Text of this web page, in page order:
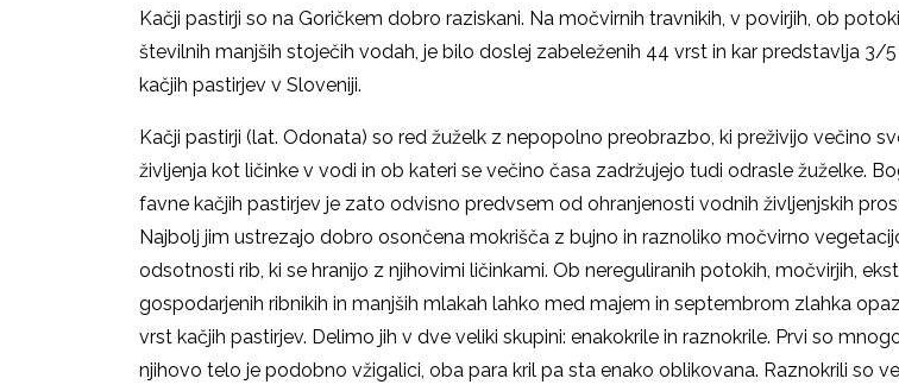
Kačji pastirji so na Goričkem dobro raziskani. Na močvirnih travnikih, v povirjih, ob
številnih manjših stoječih vodah, je bilo doslej zabeleženih 44 vrst in kar predstavlja 3/
kačjih pastirjev v Sloveniji.
Kačji pastirji (lat. Odonata) so red žuželk z nepopolno preobrazbo, ki preživijo večino
življenja kot ličinke v vodi in ob kateri se večino časa zadržujejo tudi odrasle žuželke.
favne kačjih pastirjev je zato odvisno predvsem od ohranjenosti vodnih življenjskih
Najbolj jim ustrezajo dobro osončena mokrišča z bujno in raznoliko močvirno
odsotnosti rib, ki se hranijo z njihovimi ličinkami. Ob nereguliranih potokih, močvirjih,
gospodarjenih ribnikih in manjših mlakah lahko med majem in septembrom zlahka
vrst kačjih pastirjev. Delimo jih v dve veliki skupini: enakokrile in raznokrile. Prvi so
njihovo telo je podobno vžigalici, oba para kril pa sta enako oblikovana. Raznokrili so